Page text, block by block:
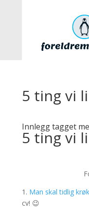
5 ting vi
Innlegg tagget
5 ting vi
1. Man skal tidlig
cv! 😉